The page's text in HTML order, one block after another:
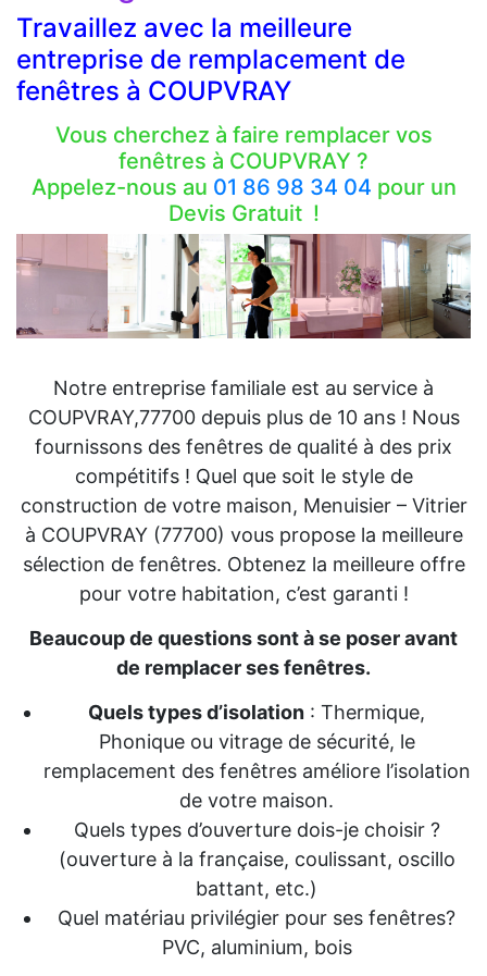
Travaillez avec la meilleure
entreprise de remplacement de
fenêtres à COUPVRAY
Vous cherchez à faire remplacer vos
fenêtres à COUPVRAY ?
Appelez-nous au 01 86 98 34 04 pour un
Devis Gratuit !
Notre entreprise familiale est au service à
COUPVRAY,77700 depuis plus de 10 ans ! Nous
fournissons des fenêtres de qualité à des prix
compétitifs ! Quel que soit le style de
construction de votre maison, Menuisier – Vitrier
à COUPVRAY (77700) vous propose la meilleure
sélection de fenêtres. Obtenez la meilleure offre
pour votre habitation, c’est garanti !
Beaucoup de questions sont à se poser avant
de remplacer ses fenêtres.
Quels types d’isolation : Thermique,
Phonique ou vitrage de sécurité, le
remplacement des fenêtres améliore l’isolation
de votre maison.
Quels types d’ouverture dois-je choisir ?
(ouverture à la française, coulissant, oscillo
battant, etc.)
Quel matériau privilégier pour ses fenêtres?
PVC, aluminium, bois